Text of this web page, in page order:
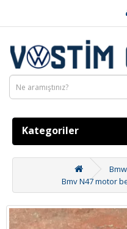
Kategoriler
Bmv N47 motor